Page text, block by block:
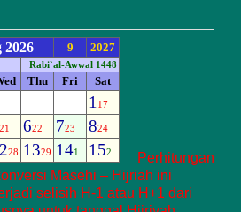
Perhitungan
Masehi – Hijriah ini
selisih H-1 atau H+1 dari